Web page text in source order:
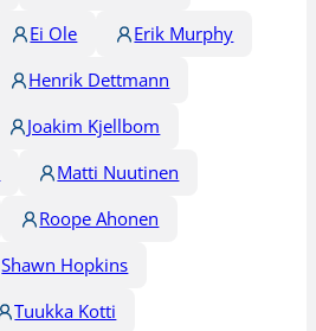
Ei Ole
Erik Murphy
Henrik Dettmann
Joakim Kjellbom
Matti Nuutinen
Roope Ahonen
Shawn Hopkins
Tuukka Kotti